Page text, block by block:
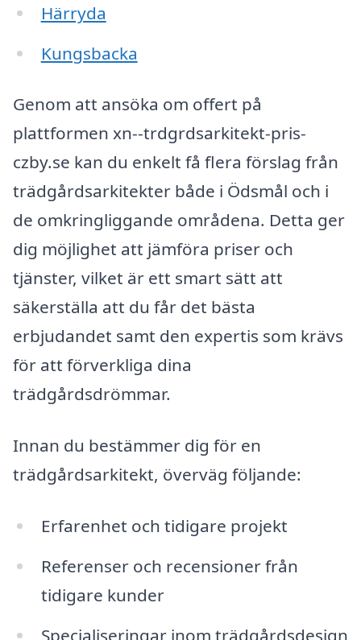
Härryda
Kungsbacka
Genom att ansöka om offert på
plattformen xn--trdgrdsarkitekt-pris-
czby.se kan du enkelt få flera förslag från
trädgårdsarkitekter både i Ödsmål och i
de omkringliggande områdena. Detta ger
dig möjlighet att jämföra priser och
tjänster, vilket är ett smart sätt att
säkerställa att du får det bästa
erbjudandet samt den expertis som krävs
för att förverkliga dina
trädgårdsdrömmar.
Innan du bestämmer dig för en
trädgårdsarkitekt, överväg följande:
Erfarenhet och tidigare projekt
Referenser och recensioner från
tidigare kunder
Specialiseringar inom trädgårdsdesign